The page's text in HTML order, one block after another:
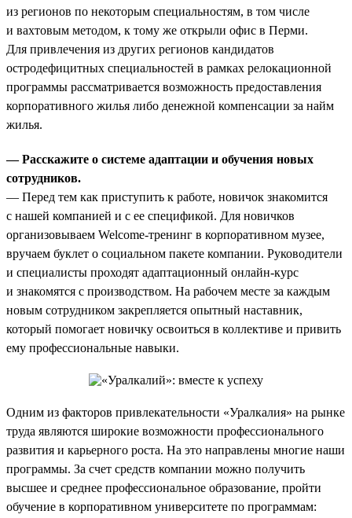
из регионов по некоторым специальностям, в том числе
и вахтовым методом, к тому же открыли офис в Перми.
Для привлечения из других регионов кандидатов
остродефицитных специальностей в рамках релокационной
программы рассматривается возможность предоставления
корпоративного жилья либо денежной компенсации за найм
жилья.
— Расскажите о системе адаптации и обучения новых
сотрудников.
— Перед тем как приступить к работе, новичок знакомится
с нашей компанией и с ее спецификой. Для новичков
организовываем Welcome-тренинг в корпоративном музее,
вручаем буклет о социальном пакете компании. Руководители
и специалисты проходят адаптационный онлайн-курс
и знакомятся с производством. На рабочем месте за каждым
новым сотрудником закрепляется опытный наставник,
который помогает новичку освоиться в коллективе и привить
ему профессиональные навыки.
Одним из факторов привлекательности «Уралкалия» на рынке
труда являются широкие возможности профессионального
развития и карьерного роста. На это направлены многие наши
программы. За счет средств компании можно получить
высшее и среднее профессиональное образование, пройти
обучение в корпоративном университете по программам: